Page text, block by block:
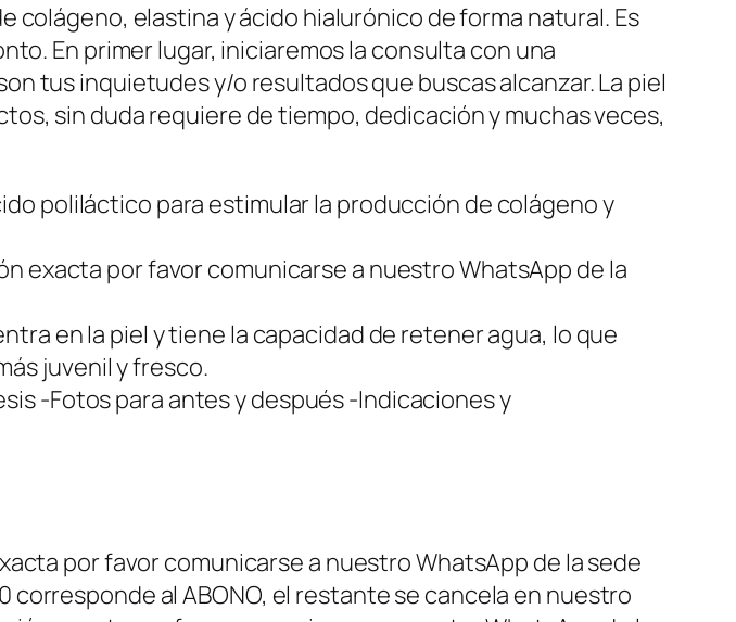
elastina y ácido hialurónico de forma natural. Es
En primer lugar, iniciaremos la consulta con una
tus inquietudes y/o resultados que buscas alcanzar. La piel
sin duda requiere de tiempo, dedicación y muchas veces,
poliláctico para estimular la producción de colágeno y
exacta por favor comunicarse a nuestro WhatsApp de la
en la piel y tiene la capacidad de retener agua, lo que
juvenil y fresco.
-Fotos para antes y después -Indicaciones y
por favor comunicarse a nuestro WhatsApp de la sede
al ABONO, el restante se cancela en nuestro